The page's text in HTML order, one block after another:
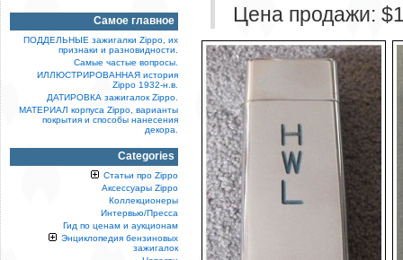
Цена продажи:
Самое главное
ПОДДЕЛЬНЫЕ зажигалки Zippo, их
признаки и разновидности.
Самые частые вопросы.
ИЛЛЮСТРИРОВАННАЯ история
Zippo 1932-н.в.
ДАТИРОВКА зажигалок Zippo.
МАТЕРИАЛ корпуса Zippo, варианты
покрытия и способы нанесения
декора.
Categories
Статьи про Zippo
Аксессуары Zippo
Коллекционеры
Интервью/Пресса
Гид по ценам и аукционам
Энциклопедия бензиновых
зажигалок